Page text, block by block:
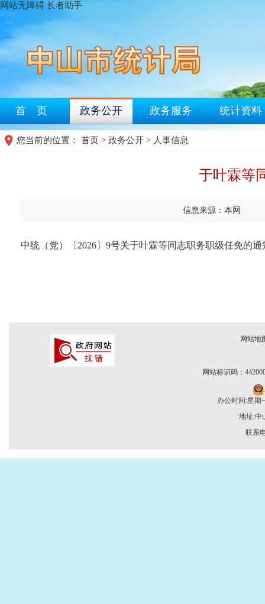
网站无障碍 长者助手
首 页 政务公开 政务服务 统计资料
您当前的位置： 首页 > 政务公开 > 人事信息
于叶霖等
信息来源：本网
中统（党）〔2026〕9号关于叶霖等同志职务职级任免的通
网站地
网站标识码：
办公时间:星期
地址:中
联系